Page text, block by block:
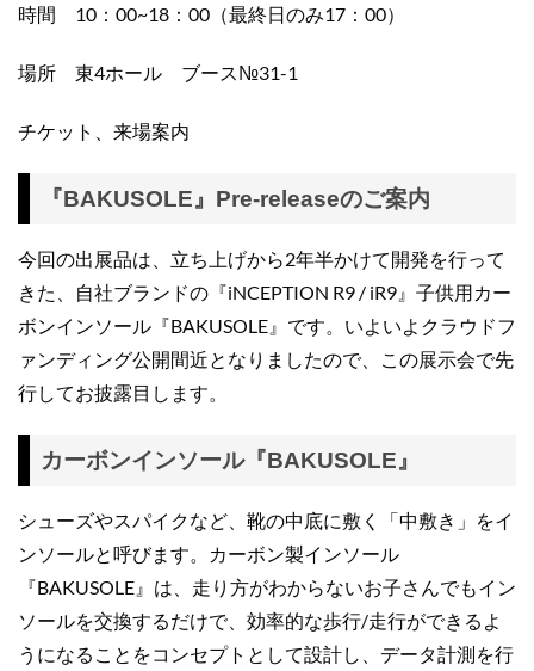
時間 10：00~18：00（最終日のみ17：00）
場所 東4ホール ブース№31-1
チケット、来場案内
『BAKUSOLE』Pre-releaseのご案内
今回の出展品は、立ち上げから2年半かけて開発を行って
きた、自社ブランドの『iNCEPTION R9 / iR9』子供用カー
ボンインソール『BAKUSOLE』です。いよいよクラウドフ
ァンディング公開間近となりましたので、この展示会で先
行してお披露目します。
カーボンインソール『BAKUSOLE』
シューズやスパイクなど、靴の中底に敷く「中敷き」をイ
ンソールと呼びます。カーボン製インソール
『BAKUSOLE』は、走り方がわからないお子さんでもイン
ソールを交換するだけで、効率的な歩行/走行ができるよ
うになることをコンセプトとして設計し、データ計測を行